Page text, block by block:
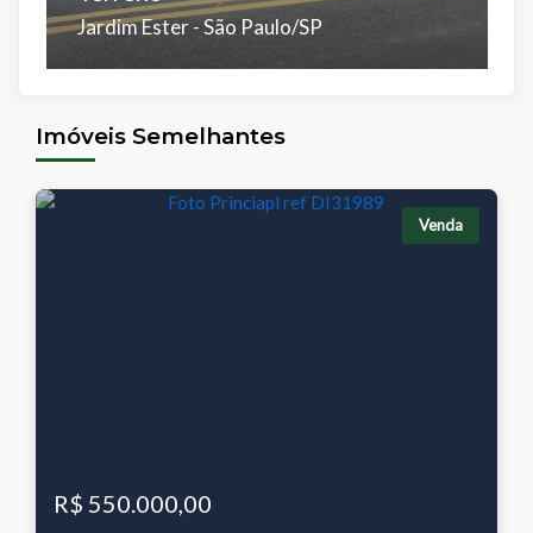
Jardim Ester - São Paulo/SP
275 m²
Imóveis Semelhantes
Venda
R$ 550.000,00